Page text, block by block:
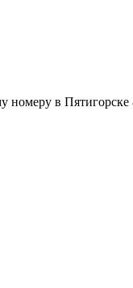
в Пятигорске